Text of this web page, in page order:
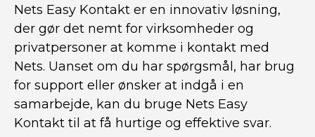
Nets Easy Kontakt er en innovativ løsning,
der gør det nemt for virksomheder og
privatpersoner at komme i kontakt med
Nets. Uanset om du har spørgsmål, har brug
for support eller ønsker at indgå i en
samarbejde, kan du bruge Nets Easy
Kontakt til at få hurtige og effektive svar.